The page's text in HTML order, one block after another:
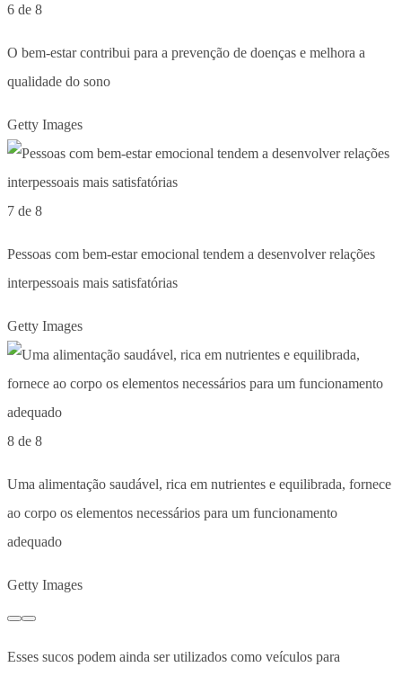
6 de 8
O bem-estar contribui para a prevenção de doenças e melhora a
qualidade do sono
Getty Images
7 de 8
Pessoas com bem-estar emocional tendem a desenvolver relações
interpessoais mais satisfatórias
Getty Images
8 de 8
Uma alimentação saudável, rica em nutrientes e equilibrada, fornece
ao corpo os elementos necessários para um funcionamento
adequado
Getty Images
Esses sucos podem ainda ser utilizados como veículos para